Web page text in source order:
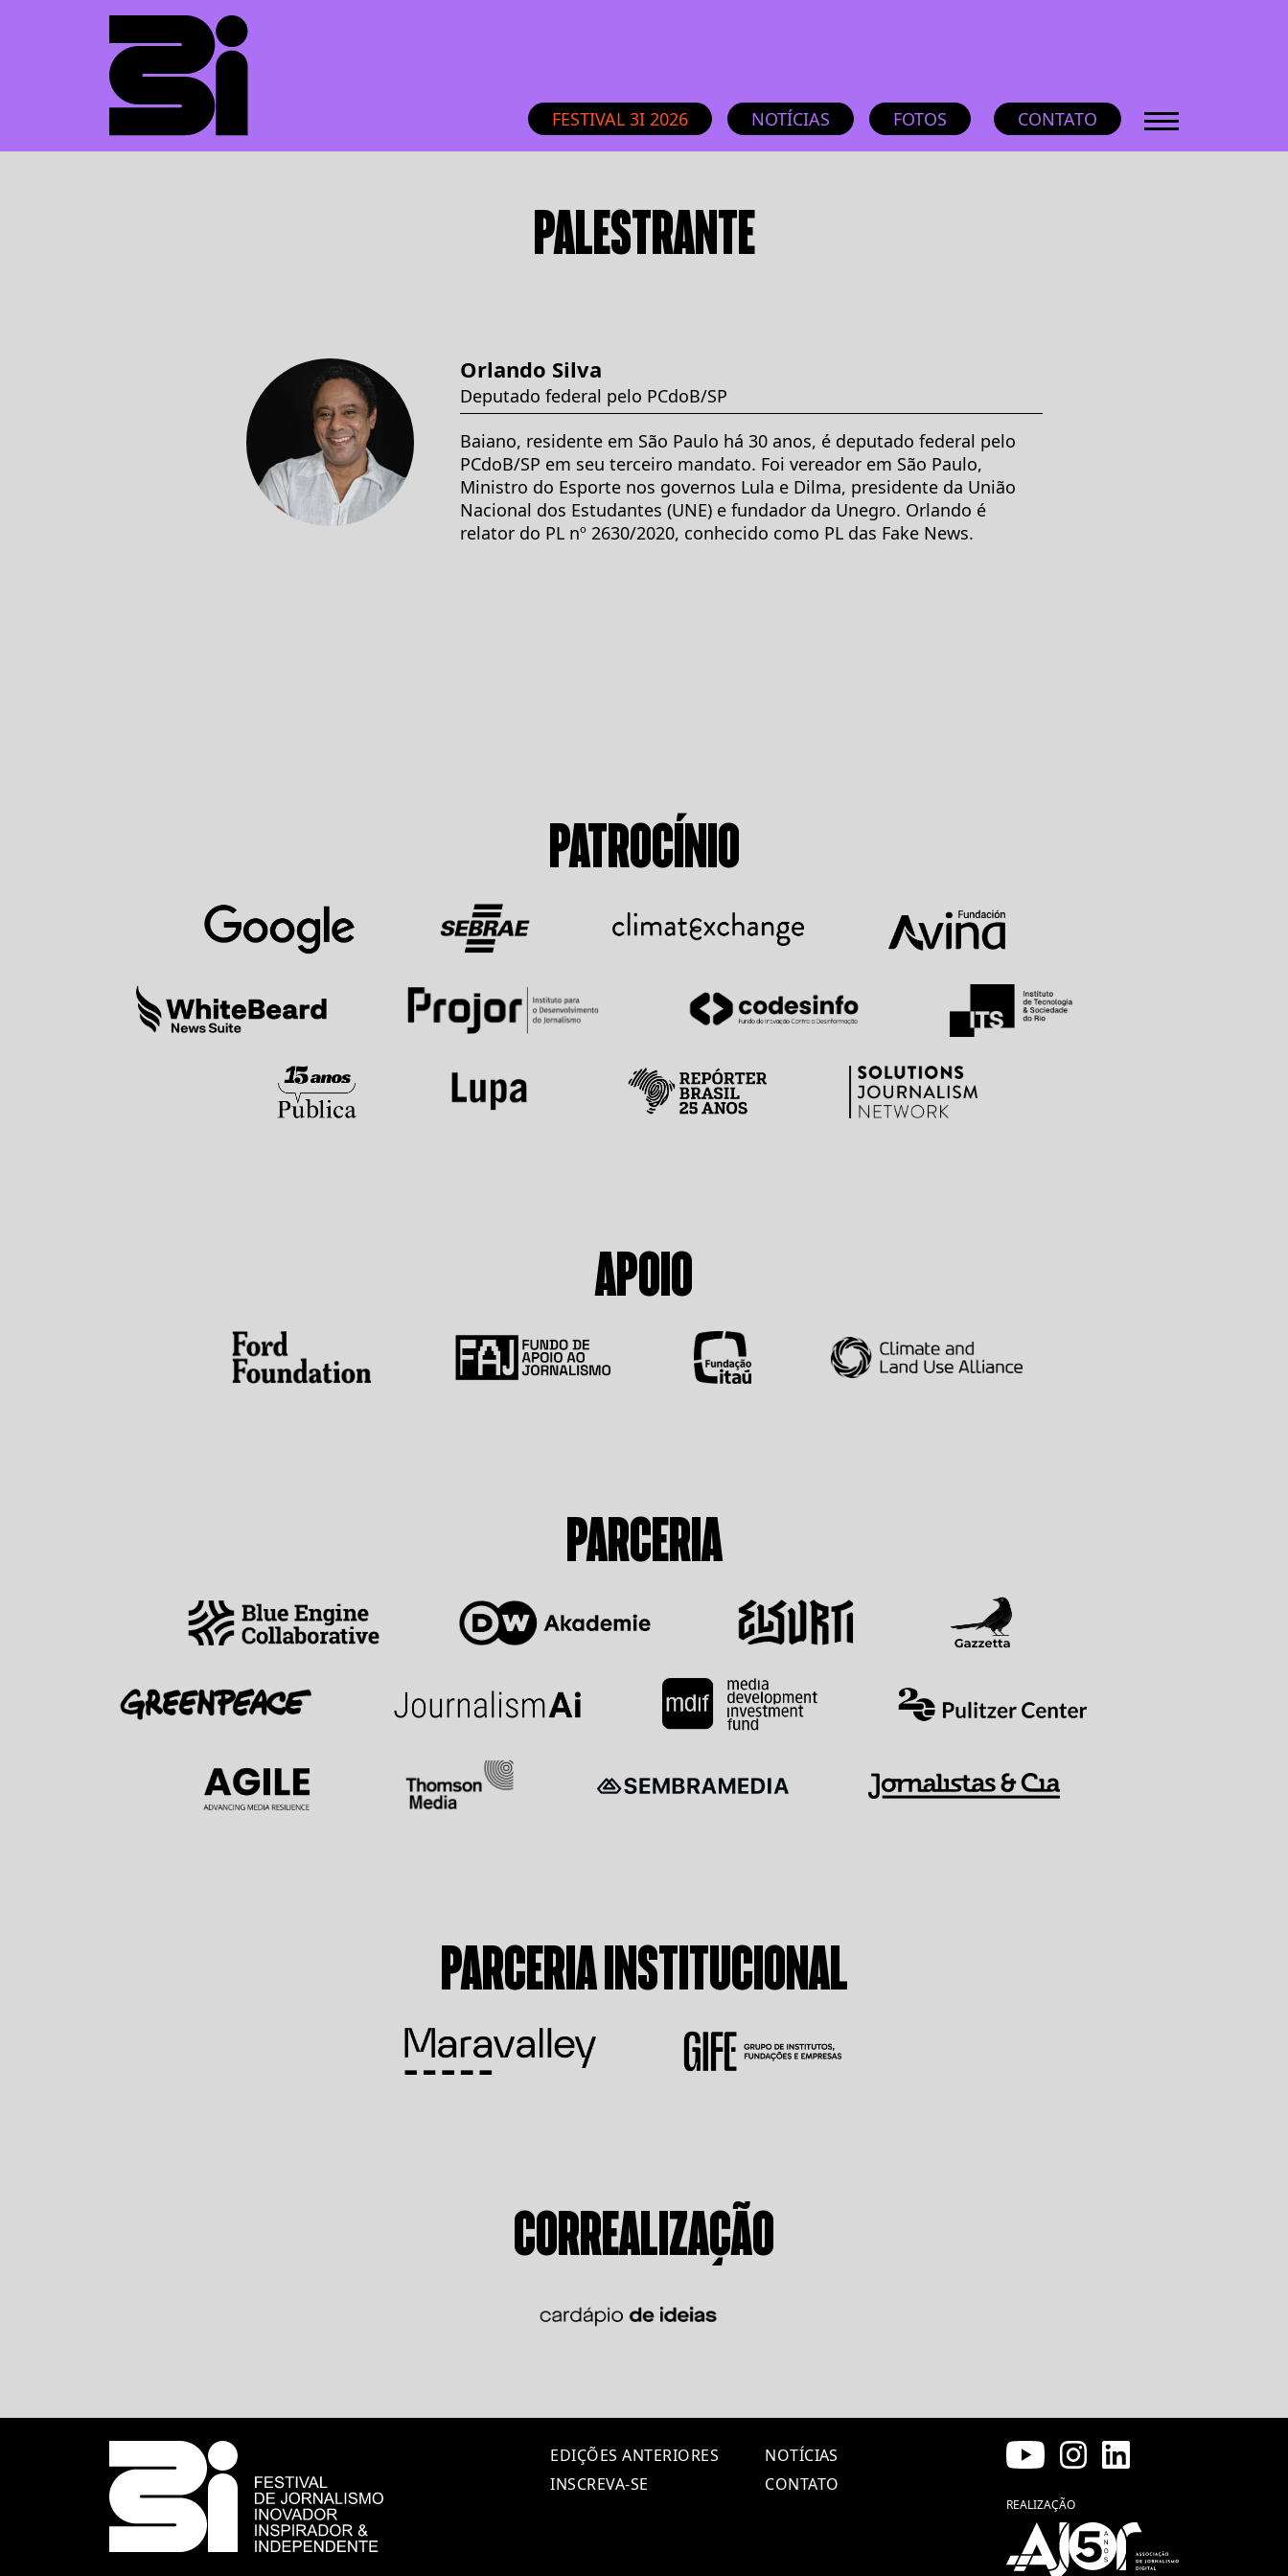
FESTIVAL 3I 2026 NOTÍCIAS FOTOS CONTATO
PALESTRANTE
Orlando Silva
Deputado federal pelo PCdoB/SP
Baiano, residente em São Paulo há 30 anos, é deputado federal pelo
PCdoB/SP em seu terceiro mandato. Foi vereador em São Paulo,
Ministro do Esporte nos governos Lula e Dilma, presidente da União
Nacional dos Estudantes (UNE) e fundador da Unegro. Orlando é
relator do PL nº 2630/2020, conhecido como PL das Fake News.
PATROCÍNIO
APOIO
PARCERIA
PARCERIA INSTITUCIONAL
CORREALIZAÇÃO
EDIÇÕES ANTERIORES
INSCREVA-SE
NOTÍCIAS
CONTATO
REALIZAÇÃO